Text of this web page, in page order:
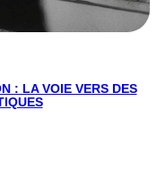
: LA VOIE VERS DES